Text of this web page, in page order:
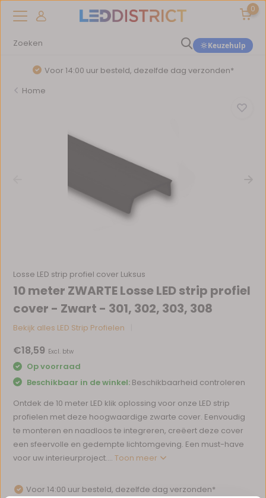
0
Keuzehulp
Voor 14:00 uur besteld, dezelfde dag verzonden*
Home
Losse LED strip profiel cover Luksus
10 meter ZWARTE Losse LED strip profiel
cover - Zwart - 301, 302, 303, 308
Bekijk alles LED Strip Profielen
€18,59 Excl. btw
Op voorraad
Beschikbaar in de winkel: Beschikbaarheid controleren
Ontdek de 10 meter LED klik oplossing voor onze LED strip
profielen met deze hoogwaardige zwarte cover. Eenvoudig
te monteren en naadloos te integreren, creëert deze cover
een sfeervolle en gedempte lichtomgeving. Een must-have
voor uw interieurproject....Toon meer
Voor 14:00 uur besteld, dezelfde dag verzonden*